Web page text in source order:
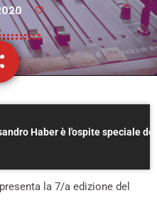
la 7/a edizione del